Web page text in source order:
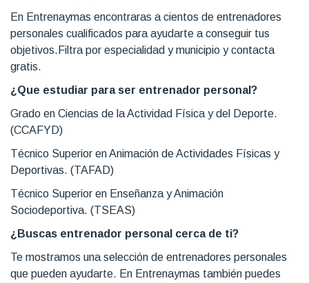
En Entrenaymas encontraras a cientos de entrenadores
personales cualificados para ayudarte a conseguir tus
objetivos.Filtra por especialidad y municipio y contacta
gratis.
¿Que estudiar para ser entrenador personal?
Grado en Ciencias de la Actividad Física y del Deporte.
(CCAFYD)
Técnico Superior en Animación de Actividades Físicas y
Deportivas. (TAFAD)
Técnico Superior en Enseñanza y Animación
Sociodeportiva. (TSEAS)
¿Buscas entrenador personal cerca de ti?
Te mostramos una selección de entrenadores personales
que pueden ayudarte. En Entrenaymas también puedes